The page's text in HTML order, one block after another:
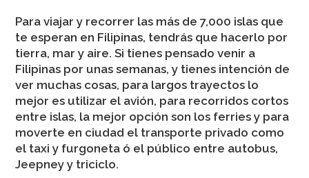
Para viajar y recorrer las más de 7,000 islas que
te esperan en Filipinas, tendrás que hacerlo por
tierra, mar y aire. Si tienes pensado venir a
Filipinas por unas semanas, y tienes intención de
ver muchas cosas, para largos trayectos lo
mejor es utilizar el avión, para recorridos cortos
entre islas, la mejor opción son los ferries y para
moverte en ciudad el transporte privado como
el taxi y furgoneta ó el público entre autobus,
Jeepney y triciclo.